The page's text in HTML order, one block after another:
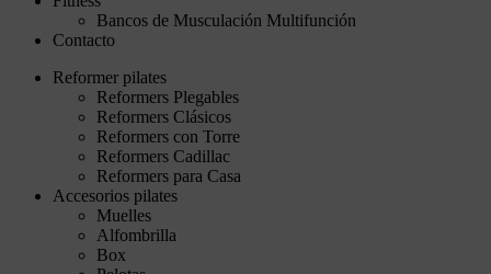
Bancos de Musculación Multifunción
Contacto
Reformer pilates
Reformers Plegables
Reformers Clásicos
Reformers con Torre
Reformers Cadillac
Reformers para Casa
Accesorios pilates
Muelles
Alfombrilla
Box